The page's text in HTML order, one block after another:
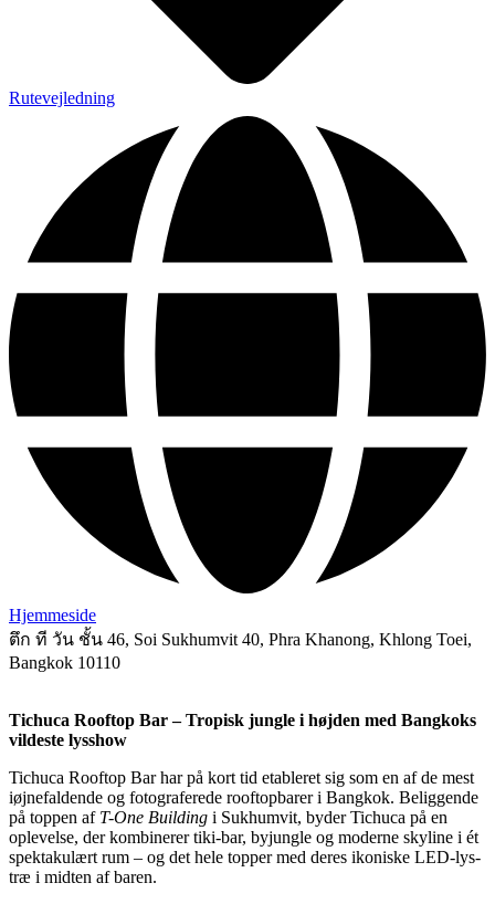
Rutevejledning
Hjemmeside
ตึก ที วัน ชั้น 46, Soi Sukhumvit 40, Phra Khanong, Khlong Toei,
Bangkok 10110
Tichuca Rooftop Bar – Tropisk jungle i højden med Bangkoks
vildeste lysshow
Tichuca Rooftop Bar har på kort tid etableret sig som en af de mest
iøjnefaldende og fotograferede rooftopbarer i Bangkok. Beliggende
på toppen af T-One Building i Sukhumvit, byder Tichuca på en
oplevelse, der kombinerer tiki-bar, byjungle og moderne skyline i ét
spektakulært rum – og det hele topper med deres ikoniske LED-lys-
træ i midten af baren.